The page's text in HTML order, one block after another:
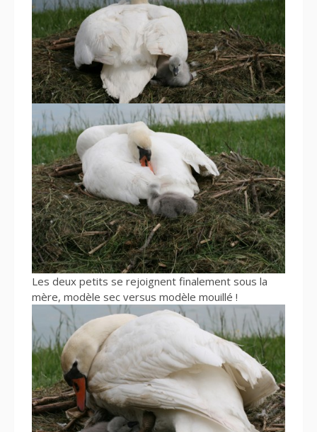
Les deux petits se rejoignent finalement sous la
mère, modèle sec versus modèle mouillé !